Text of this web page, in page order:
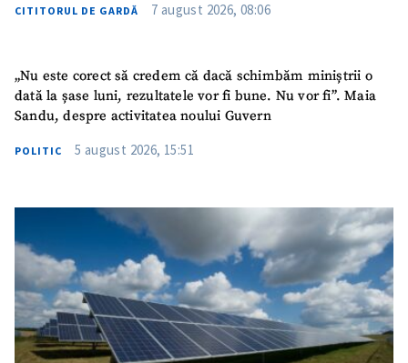
CITITORUL DE GARDĂ 7 august 2026, 08:06
„Nu este corect să credem că dacă schimbăm miniștrii o
dată la șase luni, rezultatele vor fi bune. Nu vor fi”. Maia
Sandu, despre activitatea noului Guvern
POLITIC 5 august 2026, 15:51